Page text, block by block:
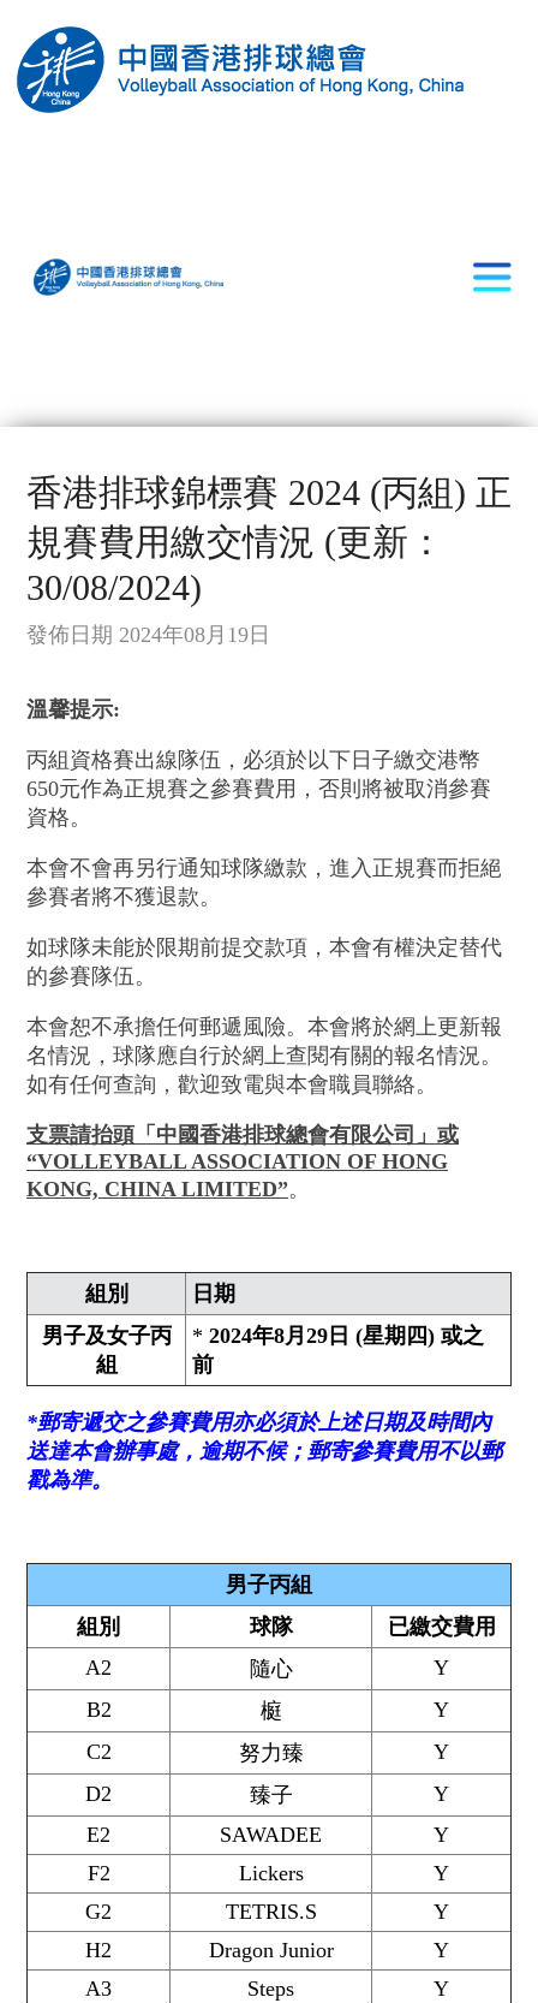
香港排球錦標賽 2024 (丙組) 正
規賽費用繳交情況 (更新：
30/08/2024)
發佈日期 2024年08月19日
溫馨提示:
丙組資格賽出線隊伍，必須於以下日子繳交港幣
650元作為正規賽之參賽費用，否則將被取消參賽
資格。
本會不會再另行通知球隊繳款，進入正規賽而拒絕
參賽者將不獲退款。
如球隊未能於限期前提交款項，本會有權決定替代
的參賽隊伍。
本會恕不承擔任何郵遞風險。本會將於網上更新報
名情況，球隊應自行於網上查閱有關的報名情況。
如有任何查詢，歡迎致電與本會職員聯絡。
支票請抬頭「中國香港排球總會有限公司」或
“VOLLEYBALL ASSOCIATION OF HONG
KONG, CHINA LIMITED”。
組別
日期
男子及女子丙
組
* 2024年8月29日 (星期四) 或之
前
*郵寄遞交之參賽費用亦必須於上述日期及時間內
送達本會辦事處，逾期不候；郵寄參賽費用不以郵
戳為準。
男子丙組
組別
球隊
已繳交費用
A2
隨心
Y
B2
榳
Y
C2
努力臻
Y
D2
臻子
Y
E2
SAWADEE
Y
F2
Lickers
Y
G2
TETRIS.S
Y
H2
Dragon Junior
Y
A3
Steps
Y